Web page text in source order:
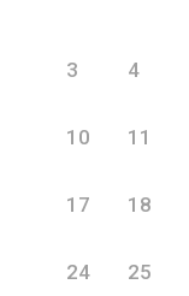
3 4
10 11
17 18
24 25